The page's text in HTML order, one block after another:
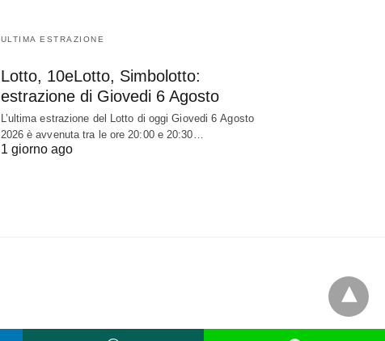
ULTIMA ESTRAZIONE
Lotto, 10eLotto, Simbolotto:
estrazione di Giovedi 6 Agosto
L’ultima estrazione del Lotto di oggi Giovedi 6 Agosto
2026 è avvenuta tra le ore 20:00 e 20:30…
1 giorno ago